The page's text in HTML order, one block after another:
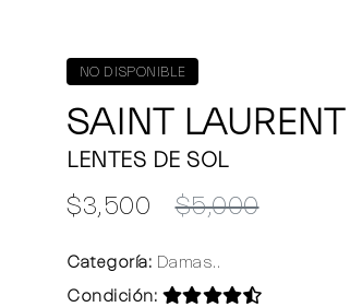
NO DISPONIBLE
SAINT LAURENT
LENTES DE SOL
$3,500 $5,000
Categoría: Damas..
Condición: